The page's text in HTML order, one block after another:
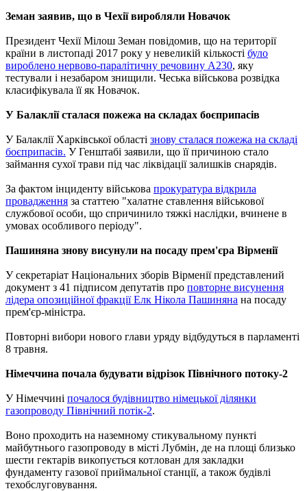
Земан заявив, що в Чехії виробляли Новачок
Президент Чехії Мілош Земан повідомив, що на території
країни в листопаді 2017 року у невеликій кількості було
вироблено нервово-паралітичну речовину А230, яку
тестували і незабаром знищили. Чеська військова розвідка
класифікувала її як Новачок.
У Балаклії сталася пожежа на складах боєприпасів
У Балаклії Харківської області знову сталася пожежа на складі
боєприпасів. У Генштабі заявили, що її причиною стало
займання сухої трави під час ліквідації залишків снарядів.
За фактом інциденту військова прокуратура відкрила
провадження за статтею "халатне ставлення військової
службової особи, що спричинило тяжкі наслідки, вчинене в
умовах особливого періоду".
Пашиняна знову висунули на посаду прем'єра Вірменії
У секретаріат Національних зборів Вірменії представлений
документ з 41 підписом депутатів про повторне висунення
лідера опозиційної фракції Елк Нікола Пашиняна на посаду
прем'єр-міністра.
Повторні вибори нового глави уряду відбудуться в парламенті
8 травня.
Німеччина почала будувати відрізок Північного потоку-2
У Німеччині почалося будівництво німецької ділянки
газопроводу Північний потік-2.
Воно проходить на наземному стикувальному пункті
майбутнього газопроводу в місті Лубмін, де на площі близько
шести гектарів викопується котлован для закладки
фундаменту газової приймальної станції, а також будівлі
техобслуговування.